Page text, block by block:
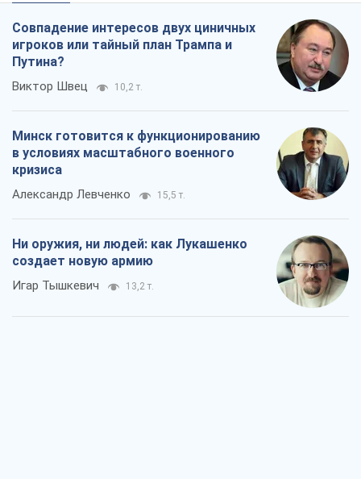
Совпадение интересов двух циничных
игроков или тайный план Трампа и
Путина?
Виктор Швец 10,2 т.
Минск готовится к функционированию
в условиях масштабного военного
кризиса
Александр Левченко 15,5 т.
Ни оружия, ни людей: как Лукашенко
создает новую армию
Игар Тышкевич 13,2 т.